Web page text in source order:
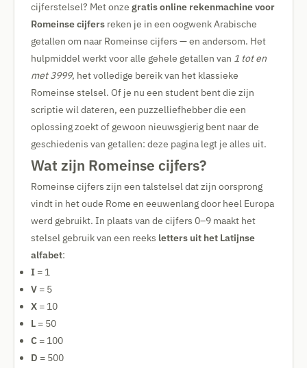
cijferstelsel? Met onze gratis online rekenmachine voor
Romeinse cijfers reken je in een oogwenk Arabische
getallen om naar Romeinse cijfers — en andersom. Het
hulpmiddel werkt voor alle gehele getallen van 1 tot en
met 3999, het volledige bereik van het klassieke
Romeinse stelsel. Of je nu een student bent die zijn
scriptie wil dateren, een puzzelliefhebber die een
oplossing zoekt of gewoon nieuwsgierig bent naar de
geschiedenis van getallen: deze pagina legt je alles uit.
Wat zijn Romeinse cijfers?
Romeinse cijfers zijn een talstelsel dat zijn oorsprong
vindt in het oude Rome en eeuwenlang door heel Europa
werd gebruikt. In plaats van de cijfers 0–9 maakt het
stelsel gebruik van een reeks letters uit het Latijnse
alfabet:
I = 1
V = 5
X = 10
L = 50
C = 100
D = 500